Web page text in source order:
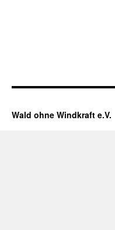
Wald ohne Windkraft e.V.